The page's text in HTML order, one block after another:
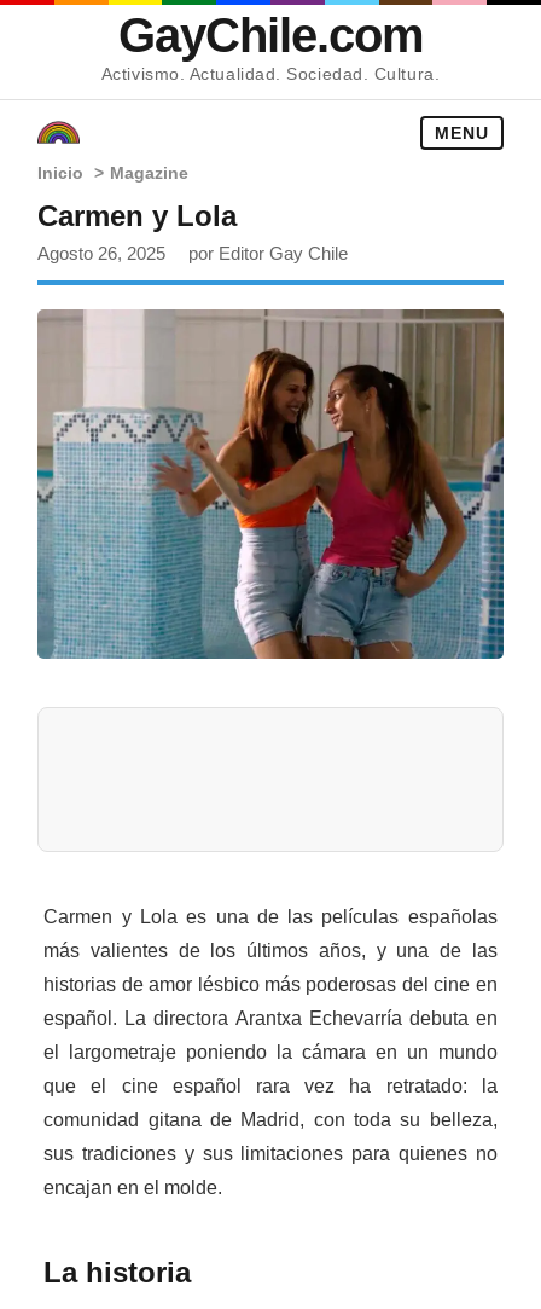
GayChile.com
Activismo. Actualidad. Sociedad. Cultura.
MENU
Inicio > Magazine
Carmen y Lola
Agosto 26, 2025 por Editor Gay Chile
Carmen y Lola es una de las películas españolas
más valientes de los últimos años, y una de las
historias de amor lésbico más poderosas del cine en
español. La directora Arantxa Echevarría debuta en
el largometraje poniendo la cámara en un mundo
que el cine español rara vez ha retratado: la
comunidad gitana de Madrid, con toda su belleza,
sus tradiciones y sus limitaciones para quienes no
encajan en el molde.
La historia